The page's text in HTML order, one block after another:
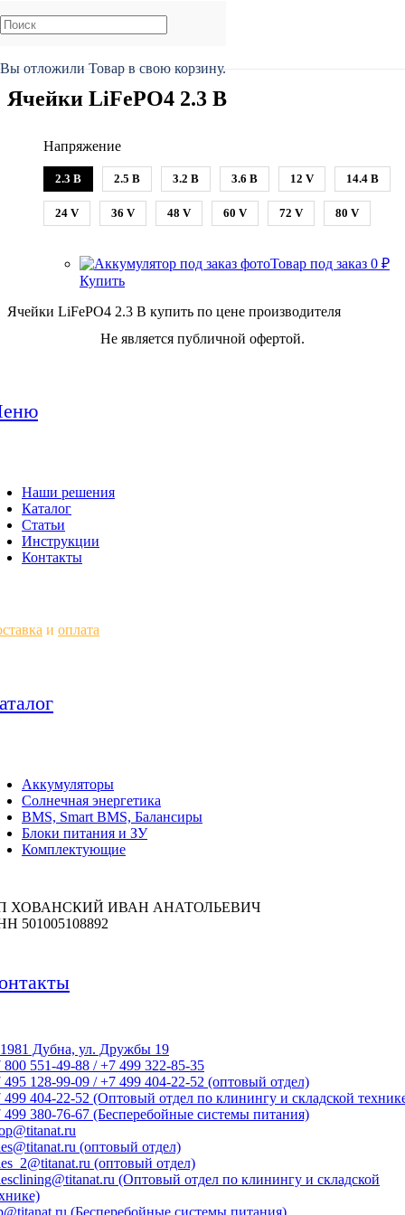
Вы отложили Товар в свою корзину.
Главная Каталог
Ячейки LiFePO4 2.3 В
Напряжение
2.3 В 2.5 В 3.2 В 3.6 В 12 V 14.4 В
24 V 36 V 48 V 60 V 72 V 80 V
Товар под заказ 0 ₽
Купить
Ячейки LiFePO4 2.3 В купить по цене производителя
Не является публичной офертой.
Наши решения
Каталог
Статьи
Инструкции
Контакты
и оплата
Аккумуляторы
Солнечная энергетика
BMS, Smart BMS, Балансиры
Блоки питания и ЗУ
Комплектующие
ХОВАНСКИЙ ИВАН АНАТОЛЬЕВИЧ
501005108892
Дубна, ул. Дружбы 19
800 551-49-88 / +7 499 322-85-35
495 128-99-09 / +7 499 404-22-52 (оптовый отдел)
499 404-22-52 (Оптовый отдел по клинингу и складской
499 380-76-67 (Бесперебойные системы питания)
(оптовый отдел)
(оптовый отдел)
(Оптовый отдел по клинингу и складской
(Бесперебойные системы питания)